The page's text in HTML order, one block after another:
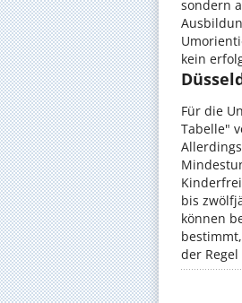
sondern
kein
Für die
Tabelle"
bis
können
der